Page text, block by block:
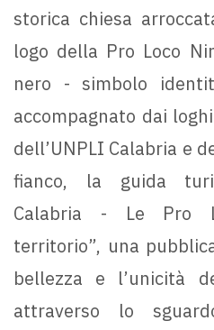
storica chiesa
logo della Pro Loco
nero - simbolo
accompagnato dai
dell’UNPLI Calabria e
fianco, la guida
Calabria - Le Pro
territorio”, una
bellezza e l’unicità
attraverso lo